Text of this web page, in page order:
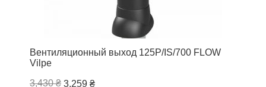
Вентиляционный выход 125P/IS/700 FLOW
Vilpe
3,430 ₴ 3,259 ₴